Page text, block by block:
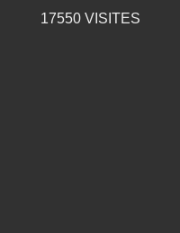
17550VISITES